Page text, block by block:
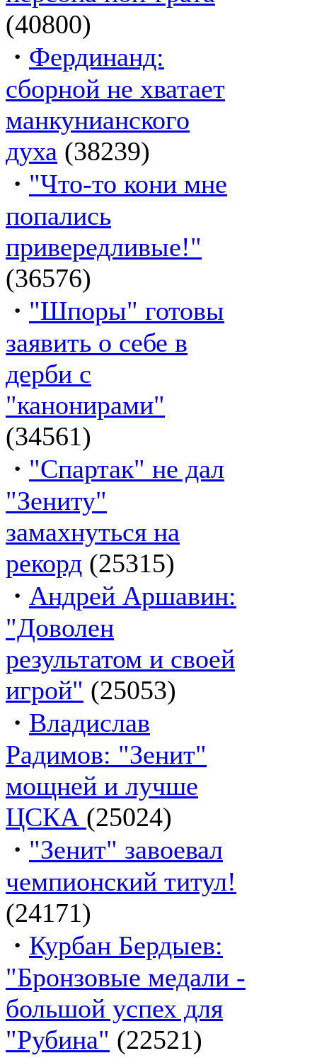
(40800)
· Фердинанд:
сборной не хватает
манкунианского
духа (38239)
· "Что-то кони мне
попались
привередливые!"
(36576)
· "Шпоры" готовы
заявить о себе в
дерби с
"канонирами"
(34561)
· "Спартак" не дал
"Зениту"
замахнуться на
рекорд (25315)
· Андрей Аршавин:
"Доволен
результатом и своей
игрой" (25053)
· Владислав
Радимов: "Зенит"
мощней и лучше
ЦСКА (25024)
· "Зенит" завоевал
чемпионский титул!
(24171)
· Курбан Бердыев:
"Бронзовые медали -
большой успех для
"Рубина" (22521)